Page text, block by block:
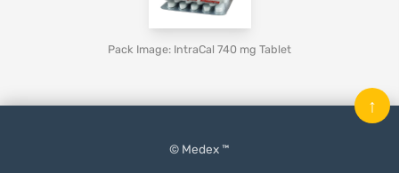
Pack Image: IntraCal 740 mg Tablet
© Medex ™
↑